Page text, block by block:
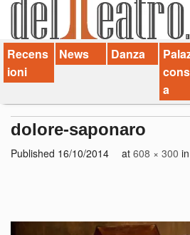
Contatti
dT in English
Recens
ioni
News Danza
a
dolore-saponaro
Published 16/10/2014 at 608 × 300 in